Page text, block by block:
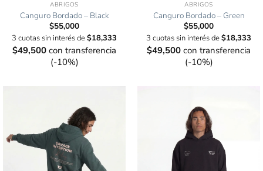
ABRIGOS
Canguro Bordado – Black
$55,000
3 cuotas sin interés de$18,333
$49,500 con transferencia
(-10%)
ABRIGOS
Canguro Bordado – Green
$55,000
3 cuotas sin interés de$18,333
$49,500 con transferencia
(-10%)